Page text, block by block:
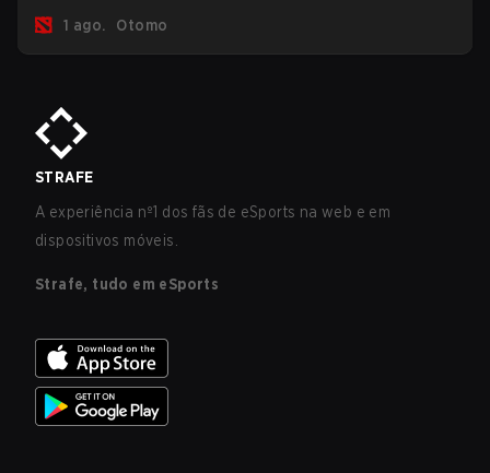
maiores problemas do jogo.
1 ago. Otomo
STRAFE
A experiência nº1 dos fãs de eSports na web e em
dispositivos móveis.
Strafe, tudo em eSports